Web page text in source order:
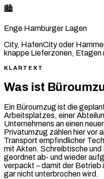
🏙️
Enge Hamburger Lagen
City, HafenCity oder
knappe Lieferzonen, Etagen
KLARTEXT
Was ist
Ein Büroumzug ist die
Arbeitsplatzes, einer
Unternehmens an einen
Privatumzug zählen hier vor
Transport empfindlicher
mit Akten. Schreibtische
geordnet ab- und wieder
verpackt – damit der Betrieb
gar nicht unterbrochen wird.